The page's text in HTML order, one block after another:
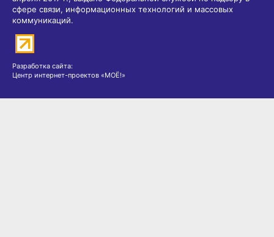
сфере связи, информационных технологий и массовых
коммуникаций.
Разработка сайта:
Центр интернет-проектов «МОЁ!»